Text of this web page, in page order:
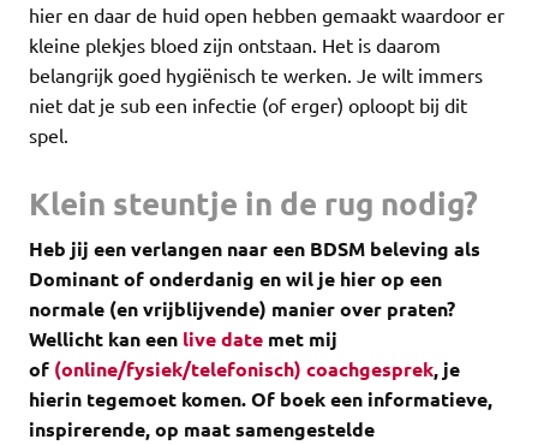
hier en daar de huid open hebben gemaakt waardoor er
kleine plekjes bloed zijn ontstaan. Het is daarom
belangrijk goed hygiënisch te werken. Je wilt immers
niet dat je sub een infectie (of erger) oploopt bij dit
spel.
Klein steuntje in de rug nodig?
Heb jij een verlangen naar een BDSM beleving als
Dominant of onderdanig en wil je hier op een
normale (en vrijblijvende) manier over praten?
Wellicht kan een live date met mij
of (online/fysiek/telefonisch) coachgesprek, je
hierin tegemoet komen.Of boek een informatieve,
inspirerende, op maat samengestelde